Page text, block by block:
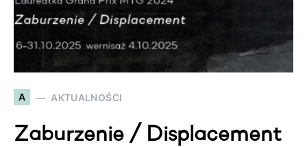
A AKTUALNOŚCI
Zaburzenie / Displacement